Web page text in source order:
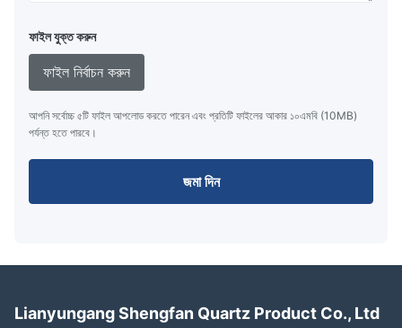
ফাইল যুক্ত করুন
ফাইল নির্বাচন করুন
আপনি সর্বোচ্চ ৫টি ফাইল আপলোড করতে পারেন এবং প্রতিটি ফাইলের আকার ১০এমবি (10MB)
পর্যন্ত হতে পারবে।
জমা দিন
Lianyungang Shengfan Quartz Product Co., Ltd